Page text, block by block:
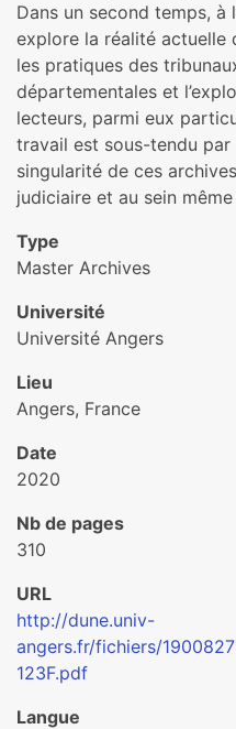
Dans un second temps, à
explore la réalité actuelle
les pratiques des
départementales et
lecteurs, parmi eux
travail est sous-tendu
singularité de ces
judiciaire et au sein
Type
Master Archives
Université
Université Angers
Lieu
Angers, France
Date
2020
Nb de pages
310
URL
http://dune.univ-
angers.fr/fichiers/
123F.pdf
Langue